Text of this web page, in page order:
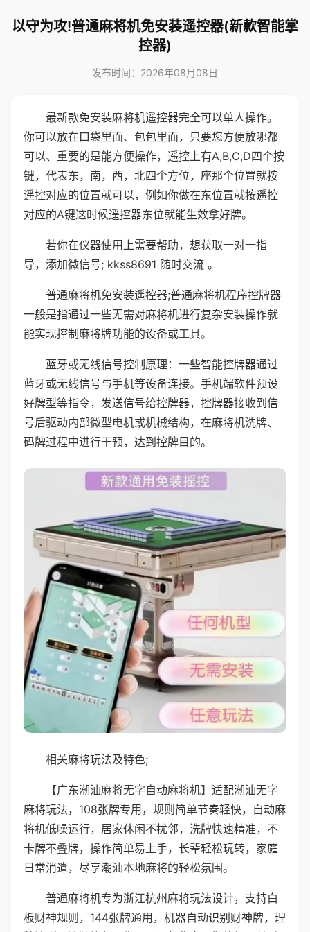
以守为攻!普通麻将机免安装遥控器(新款智能掌
控器)
发布时间：2026年08月08日
最新款免安装麻将机遥控器完全可以单人操作。
你可以放在口袋里面、包包里面，只要您方便放哪都
可以、重要的是能方便操作，遥控上有A,B,C,D四个按
键，代表东，南，西，北四个方位，座那个位置就按
遥控对应的位置就可以，例如你做在东位置就按遥控
对应的A键这时候遥控器东位就能生效拿好牌。
若你在仪器使用上需要帮助，想获取一对一指
导，添加微信号; kkss8691 随时交流 。
普通麻将机免安装遥控器;普通麻将机程序控牌器
一般是指通过一些无需对麻将机进行复杂安装操作就
能实现控制麻将牌功能的设备或工具。
蓝牙或无线信号控制原理：一些智能控牌器通过
蓝牙或无线信号与手机等设备连接。手机端软件预设
好牌型等指令，发送信号给控牌器，控牌器接收到信
号后驱动内部微型电机或机械结构，在麻将机洗牌、
码牌过程中进行干预，达到控牌目的。
相关麻将玩法及特色;
【广东潮汕麻将无字自动麻将机】适配潮汕无字
麻将玩法，108张牌专用，规则简单节奏轻快，自动麻
将机低噪运行，居家休闲不扰邻，洗牌快速精准，不
卡牌不叠牌，操作简单易上手，长辈轻松玩转，家庭
日常消遣，尽享潮汕本地麻将的轻松氛围。
普通麻将机专为浙江杭州麻将玩法设计，支持白
板财神规则，144张牌通用，机器自动识别财神牌，理